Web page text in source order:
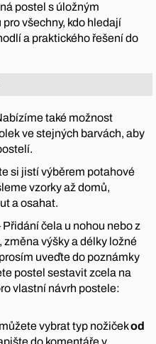
postel s úložným
všechny, kdo hledají
a praktického řešení do
také možnost
ve stejných barvách, aby
si jistí výběrem potahové
vzorky až domů,
a osahat.
Přidání čela u nohou nebo z
změna výšky a délky ložné
uveďte do poznámky
postel sestavit zcela na
vlastní návrh postele:
vybrat typ nožičekod